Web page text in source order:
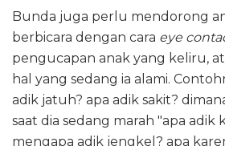
Bunda juga perlu mendorong
berbicara dengan cara eye
pengucapan anak yang keliru,
hal yang sedang ia alami.
adik jatuh? apa adik sakit?
saat dia sedang marah "apa adik
mengapa adik jengkel? apa